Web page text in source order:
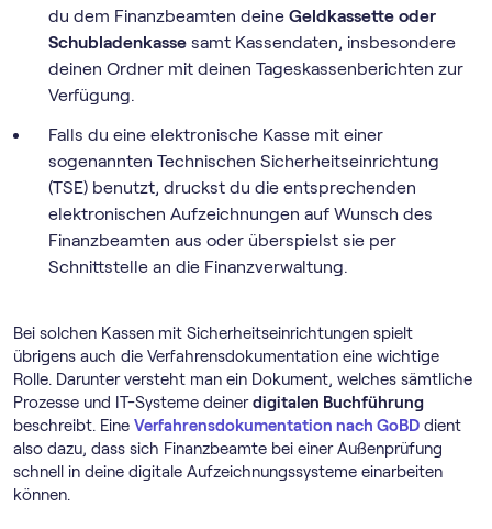
du dem Finanzbeamten deine Geldkassette oder
Schubladenkasse samt Kassendaten, insbesondere
deinen Ordner mit deinen Tageskassenberichten zur
Verfügung.
Falls du eine elektronische Kasse mit einer
sogenannten Technischen Sicherheitseinrichtung
(TSE) benutzt, druckst du die entsprechenden
elektronischen Aufzeichnungen auf Wunsch des
Finanzbeamten aus oder überspielst sie per
Schnittstelle an die Finanzverwaltung.
Bei solchen Kassen mit Sicherheitseinrichtungen spielt
übrigens auch die Verfahrensdokumentation eine wichtige
Rolle. Darunter versteht man ein Dokument, welches sämtliche
Prozesse und IT-Systeme deinerdigitalen Buchführung
beschreibt. Eine Verfahrensdokumentation nach GoBD dient
also dazu, dass sich Finanzbeamte bei einer Außenprüfung
schnell in deine digitale Aufzeichnungssysteme einarbeiten
können.